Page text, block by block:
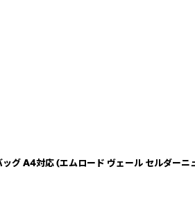
ッグ A4対応 (エムロード ヴェール セルダ